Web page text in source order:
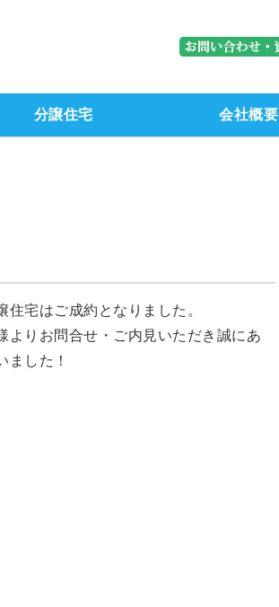
分譲住宅 会社概要
住宅はご成約となりました。
よりお問合せ・ご内見いただき誠にあ
ました！